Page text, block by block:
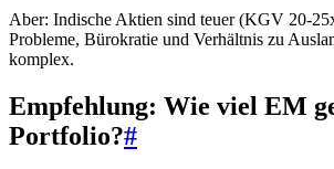
Aber: Indische Aktien sind teuer (KGV 20-
Probleme, Bürokratie und Verhältnis zu
komplex.
Empfehlung: Wie viel EM
Portfolio?#